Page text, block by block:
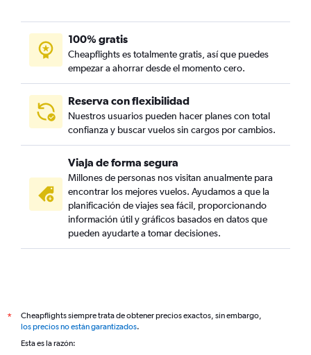
100% gratis
Cheapflights es totalmente gratis, así que puedes
empezar a ahorrar desde el momento cero.
Reserva con flexibilidad
Nuestros usuarios pueden hacer planes con total
confianza y buscar vuelos sin cargos por cambios.
Viaja de forma segura
Millones de personas nos visitan anualmente para
encontrar los mejores vuelos. Ayudamos a que la
planificación de viajes sea fácil, proporcionando
información útil y gráficos basados en datos que
pueden ayudarte a tomar decisiones.
*
Cheapflights siempre trata de obtener precios exactos, sin embargo,
los precios no están garantizados.
Esta es la razón: